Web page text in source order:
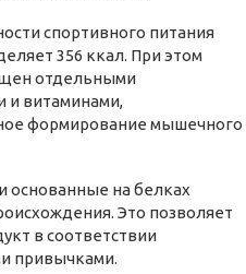
спортивного питания
356 ккал. При этом
отдельными
и витаминами,
формирование мышечного
основанные на белках
Это позволяет
в соответствии
привычками.